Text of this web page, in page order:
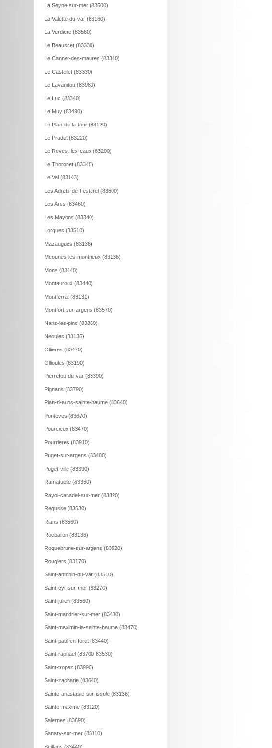
La Seyne-sur-mer (83500)
La Valette-du-var (83160)
La Verdiere (83560)
Le Beausset (83330)
Le Cannet-des-maures (83340)
Le Castellet (83330)
Le Lavandou (83980)
Le Luc (83340)
Le Muy (83490)
Le Plan-de-la-tour (83120)
Le Pradet (83220)
Le Revest-les-eaux (83200)
Le Thoronet (83340)
Le Val (83143)
Les Adrets-de-l-esterel (83600)
Les Arcs (83460)
Les Mayons (83340)
Lorgues (83510)
Mazaugues (83136)
Meounes-les-montrieux (83136)
Mons (83440)
Montauroux (83440)
Montferrat (83131)
Montfort-sur-argens (83570)
Nans-les-pins (83860)
Neoules (83136)
Ollieres (83470)
Ollioules (83190)
Pierrefeu-du-var (83390)
Pignans (83790)
Plan-d-aups-sainte-baume (83640)
Ponteves (83670)
Pourcieux (83470)
Pourrieres (83910)
Puget-sur-argens (83480)
Puget-ville (83390)
Ramatuelle (83350)
Rayol-canadel-sur-mer (83820)
Regusse (83630)
Rians (83560)
Rocbaron (83136)
Roquebrune-sur-argens (83520)
Rougiers (83170)
Saint-antonin-du-var (83510)
Saint-cyr-sur-mer (83270)
Saint-julien (83560)
Saint-mandrier-sur-mer (83430)
Saint-maximin-la-sainte-baume (83470)
Saint-paul-en-foret (83440)
Saint-raphael (83700-83530)
Saint-tropez (83990)
Saint-zacharie (83640)
Sainte-anastasie-sur-issole (83136)
Sainte-maxime (83120)
Salernes (83690)
Sanary-sur-mer (83110)
Seillans (83440)